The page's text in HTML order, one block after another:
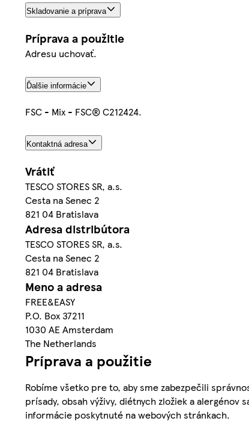
Skladovanie a príprava
Príprava a použitie
Adresu uchovať.
Ďalšie informácie
FSC - Mix - FSC® C212424.
Kontaktná adresa
Vrátiť
TESCO STORES SR, a.s.
Cesta na Senec 2
821 04 Bratislava
Adresa distribútora
TESCO STORES SR, a.s.
Cesta na Senec 2
821 04 Bratislava
Meno a adresa
FREE&EASY
P.O. Box 37211
1030 AE Amsterdam
The Netherlands
Príprava a použitie
Robíme všetko pre to, aby sme zabezpečili
prísady, obsah výživy, diétnych zložiek a
informácie poskytnuté na webových stránkach.